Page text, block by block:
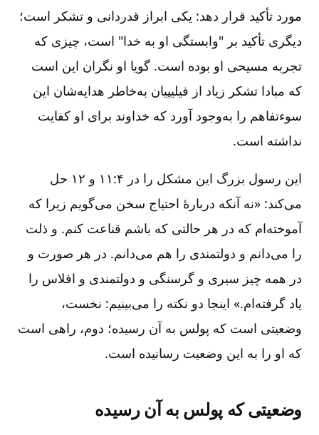
مورد تأکید قرار دهد:‌ یکی ابراز قدردانی و تشکر است‌؛
دیگری تأکید بر "وابستگی او به خدا" است‌، چیزی که
تجربه مسیحی او بوده است‌. گویا او نگران این است
که مبادا تشکر زیاد از فیلیپیان به‌خاطر هدایه‌شان این
سوءتفاهم را به‌وجود آورد که خداوند برای او کفایت
نداشته است‌.
این رسول بزرگ این مشکل را در ۴:‏۱۱ و ۱۲ حل
می‌کند:‌ «نه آنکه دربارۀ احتیاج سخن می‌گویم زیرا که
آموخته‌ام که در هر حالتی که باشم قناعت کنم‌. و ذلت
را می‌دانم و دولتمندی را هم می‌دانم‌. در هر صورت و
در همه چیز سیری و گرسنگی و دولتمندی و افلاس را
یاد گرفته‌ام‌.» اینجا دو نکته را می‌بینیم‌:‌ نخست‌،
وضعیتی است که پولس به آن رسیده‌؛ دوم‌، راهی است
که او را به این وضعیت رسانیده است‌.
وضعیتی که پولس به آن رسیده‌